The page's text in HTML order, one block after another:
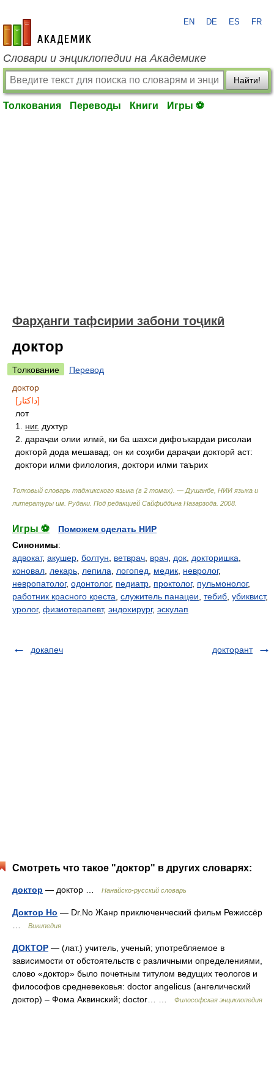
academic.ru
EN DE ES FR
Словари и энциклопедии на Академике
Найти!
Толкования Переводы Книги Игры ⚽
Фарҳанги тафсирии забони тоҷикӣ
доктор
Толкование
Перевод
доктор
[داکتار]
лот
1. ниг. духтур
2. дараҷаи олии илмӣ, ки ба шахси дифоъкардаи рисолаи
докторӣ дода мешавад; он ки соҳиби дараҷаи докторӣ аст:
доктори илми филология, доктори илми таърих
Толковый словарь таджикского языка (в 2 томах). — Душанбе, НИИ языка и
литературы им. Рудаки Под редакцией Сайфиддина Назарзода 2008
Игры ⚽
Поможем сделать НИР
Синонимы:
адвокат, акушер болтун ветврач врач док докторишка
коновал лекарь лепила логопед медик невролог,
невропатолог, одонтолог, педиатр проктолог, пульмонолог,
работник красного креста служитель панацеи тебиб убиквист,
уролог, физиотерапевт, эндохирург, эскулап
докапеч докторант
Смотреть что такое "доктор" в других словарях:
доктор — доктор … Нанайско-русский словарь
Доктор Но — Dr.No Жанр приключенческий фильм Режиссёр
Википедия
ДОКТОР — (лат.) учитель, ученый; употребляемое в
зависимости от обстоятельств с различными определениями,
слово «доктор» было почетным титулом ведущих теологов и
философов средневековья: doctor angelicus (ангелический
доктор) – Фома Аквинский; doctor… …
Философская энциклопедия